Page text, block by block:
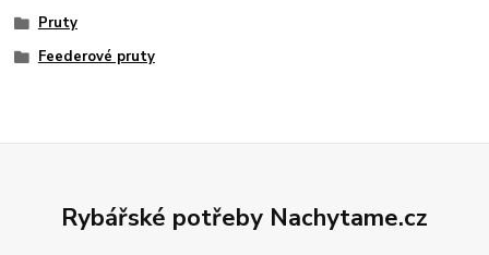
Pruty
Feederové pruty
Rybářské potřeby Nachytame.cz